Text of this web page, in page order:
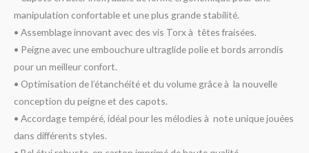
manipulation confortable et une plus grande stabilité.
• Assemblage innovant avec des vis Torx à têtes fraisées.
• Peigne avec une embouchure ultraglide polie et bords arrondis
pour un meilleur confort.
• Optimisation de l’étanchéité et du volume grâce à la nouvelle
conception du peigne et des capots.
• Accordage tempéré, idéal pour les mélodies à note unique jouées
dans différents styles.